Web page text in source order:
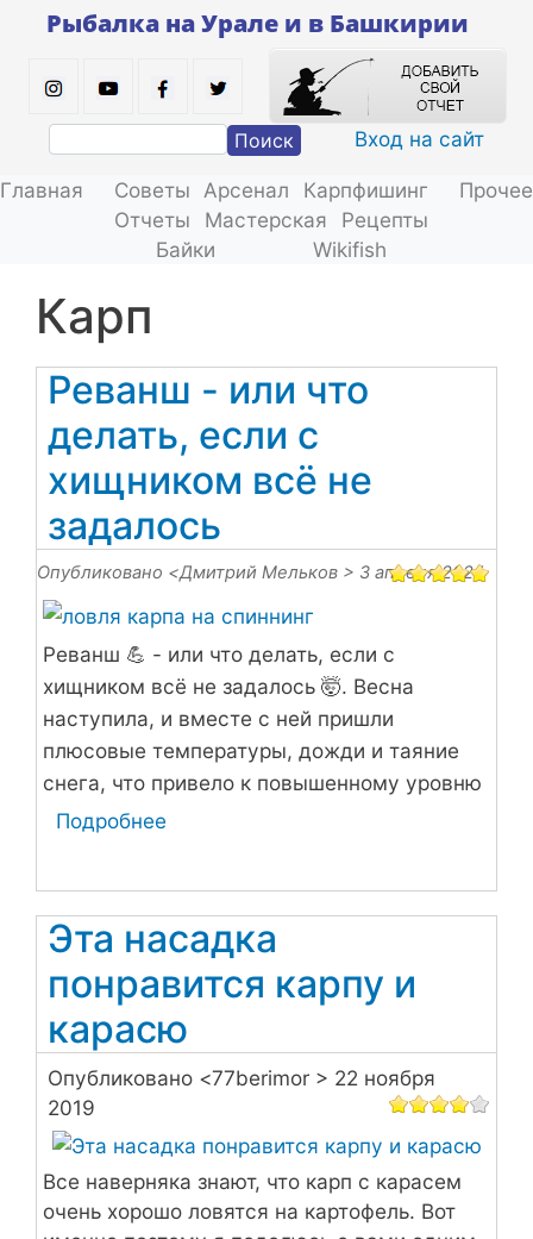
Перейти
основному
содержанию
Рыбалка на Урале и в Башкирии
Поиск Вход на сайт
Главная Советы Арсенал
Карпфишинг
Отчеты
Мастерская
Рецепты
Байки
Wikifish
Прочее
карп
Реванш - или что
делать, если с
хищником всё не
задалось
Опубликовано <Дмитрий Мельков > 3 апреля 2024
Реванш 💪 - или что делать, если с
хищником всё не задалось 🤯. Весна
наступила, и вместе с ней пришли
плюсовые температуры, дожди и таяние
снега, что привело к повышенному уровню
воды и появлению цвета "кофе с молоком"
Подробнее
-
или
что
делать,
с
хищником
не
задалось
Эта насадка
понравится карпу и
карасю
Опубликовано <77berimor > 22 ноября
2019
Все наверняка знают, что карп с карасем
очень хорошо ловятся на картофель. Вот